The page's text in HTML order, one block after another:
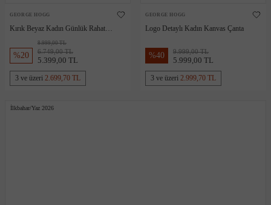
GEORGE HOGG
Kırık Beyaz Kadın Günlük Rahat
Deri Loafer
%20
8.999,00 TL
6.749,00 TL
5.399,00 TL
3 ve üzeri 2.699,70 TL
GEORGE HOGG
Logo Detaylı Kadın Kanvas Çanta
%40 9.999,00 TL
5.999,00 TL
3 ve üzeri 2.999,70 TL
İlkbahar/Yaz 2026